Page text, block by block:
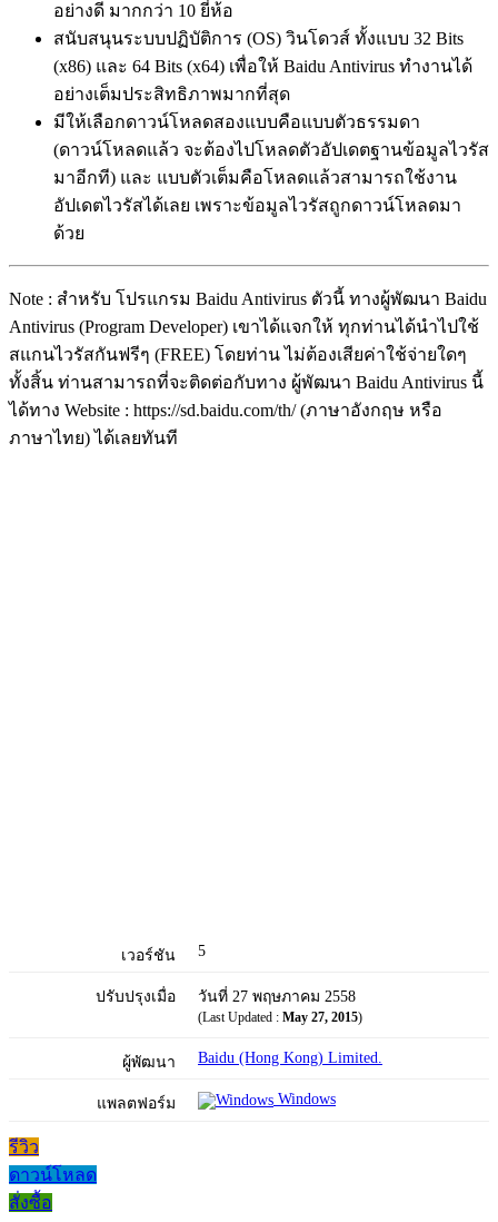
อย่างดี มากกว่า 10 ยี่ห้อ
สนับสนุนระบบปฏิบัติการ (OS) วินโดวส์ ทั้งแบบ 32 Bits
(x86) และ 64 Bits (x64) เพื่อให้ Baidu Antivirus ทำงานได้
อย่างเต็มประสิทธิภาพมากที่สุด
มีให้เลือกดาวน์โหลดสองแบบคือแบบตัวธรรมดา
(ดาวน์โหลดแล้ว จะต้องไปโหลดตัวอัปเดตฐานข้อมูลไวรัส
มาอีกที) และ แบบตัวเต็มคือโหลดแล้วสามารถใช้งาน
อัปเดตไวรัสได้เลย เพราะข้อมูลไวรัสถูกดาวน์โหลดมา
ด้วย
Note : สำหรับ โปรแกรม Baidu Antivirus ตัวนี้ ทางผู้พัฒนา Baidu
Antivirus (Program Developer) เขาได้แจกให้ ทุกท่านได้นำไปใช้
สแกนไวรัสกันฟรีๆ (FREE) โดยท่าน ไม่ต้องเสียค่าใช้จ่ายใดๆ
ทั้งสิ้น ท่านสามารถที่จะติดต่อกับทาง ผู้พัฒนา Baidu Antivirus นี้
ได้ทาง Website : https://sd.baidu.com/th/ (ภาษาอังกฤษ หรือ
ภาษาไทย) ได้เลยทันที
เวอร์ชัน 5
ปรับปรุงเมื่อ วันที่ 27 พฤษภาคม 2558
(Last Updated : May 27, 2015)
ผู้พัฒนา Baidu (Hong Kong) Limited.
แพลตฟอร์ม Windows
รีวิว
ดาวน์โหลด
สั่งซื้อ